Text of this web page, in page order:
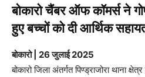
बोकारो चैंबर ऑफ कॉमर्स ने
हुए बच्चों को दी आर्थिक
बोकारो | 26 जुलाई 2025
बोकारो जिला अंतर्गत पिण्ड्राजोरा थाना